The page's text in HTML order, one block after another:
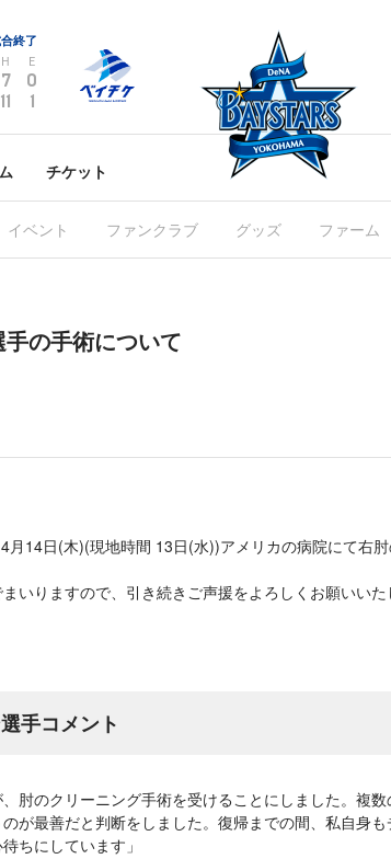
終了
H E
7 0
11 1
チケット
イベント ファンクラブ グッズ ファーム
の手術について
月14日(木)(現地時間 13日(水))アメリカの病院にて右
いりますので、引き続きご声援をよろしくお願いいた
手コメント
、肘のクリーニング手術を受けることにしました。複
が最善だと判断をしました。復帰までの間、私自身
ちにしています」